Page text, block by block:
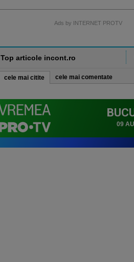
Ads by INTERNET PROTV
Top articole incont.ro
cele mai citite cele mai comentate